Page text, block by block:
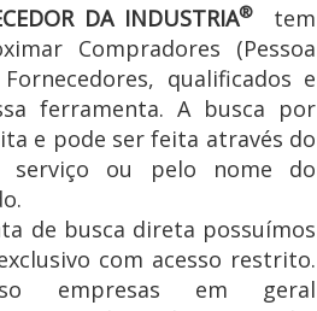
DA INDUSTRIA®tem
Compradores (Pessoa
qualificados e
ferramenta. A busca por
e pode ser feita através do
serviço ou pelo nome do
de busca direta possuímos
com acesso restrito.
empresas em geral